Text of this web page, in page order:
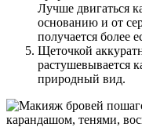
Лучше двигаться
основанию и от
получается более
Щеточкой
растушевывается
природный вид.